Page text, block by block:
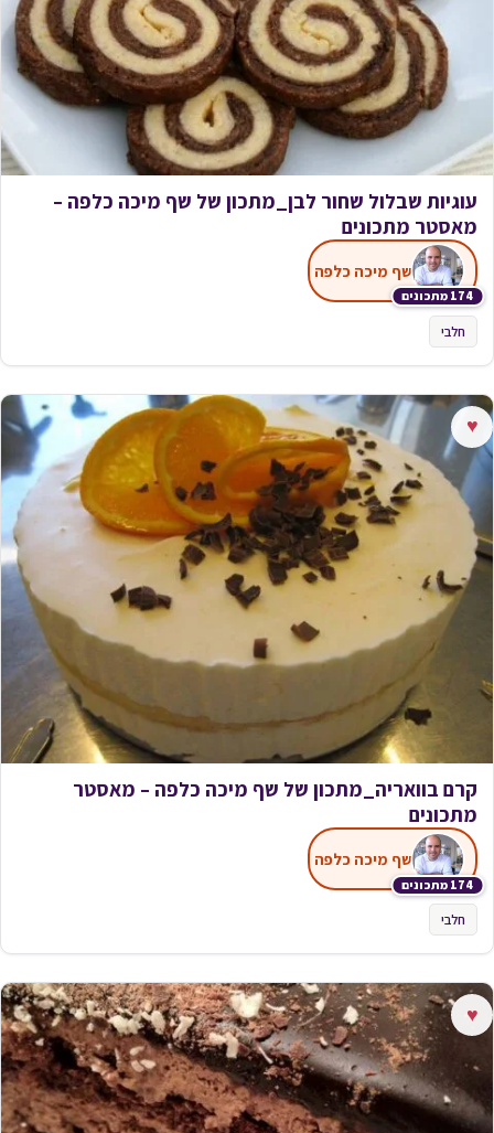
עוגיות שבלול שחור לבן_מתכון של שף מיכה כלפה –
מאסטר מתכונים
174 מתכונים
שף מיכה כלפה
חלבי
♥
קרם בוואריה_מתכון של שף מיכה כלפה – מאסטר
מתכונים
174 מתכונים
שף מיכה כלפה
חלבי
♥